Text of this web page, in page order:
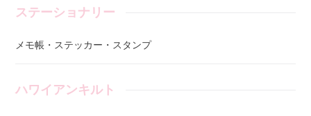
ステーショナリー
メモ帳・ステッカー・スタンプ
ハワイアンキルト